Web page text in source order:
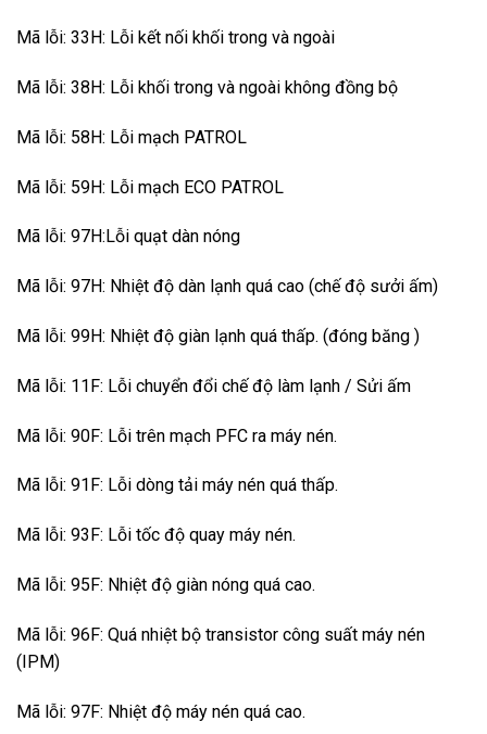
Mã lỗi: 33H: Lỗi kết nối khối trong và ngoài
Mã lỗi: 38H: Lỗi khối trong và ngoài không đồng bộ
Mã lỗi: 58H: Lỗi mạch PATROL
Mã lỗi: 59H: Lỗi mạch ECO PATROL
Mã lỗi: 97H:Lỗi quạt dàn nóng
Mã lỗi: 97H: Nhiệt độ dàn lạnh quá cao (chế độ sưởi ấm)
Mã lỗi: 99H: Nhiệt độ giàn lạnh quá thấp. (đóng băng )
Mã lỗi: 11F: Lỗi chuyển đổi chế độ làm lạnh / Sửi ấm
Mã lỗi: 90F: Lỗi trên mạch PFC ra máy nén.
Mã lỗi: 91F: Lỗi dòng tải máy nén quá thấp.
Mã lỗi: 93F: Lỗi tốc độ quay máy nén.
Mã lỗi: 95F: Nhiệt độ giàn nóng quá cao.
Mã lỗi: 96F: Quá nhiệt bộ transistor công suất máy nén
(IPM)
Mã lỗi: 97F: Nhiệt độ máy nén quá cao.